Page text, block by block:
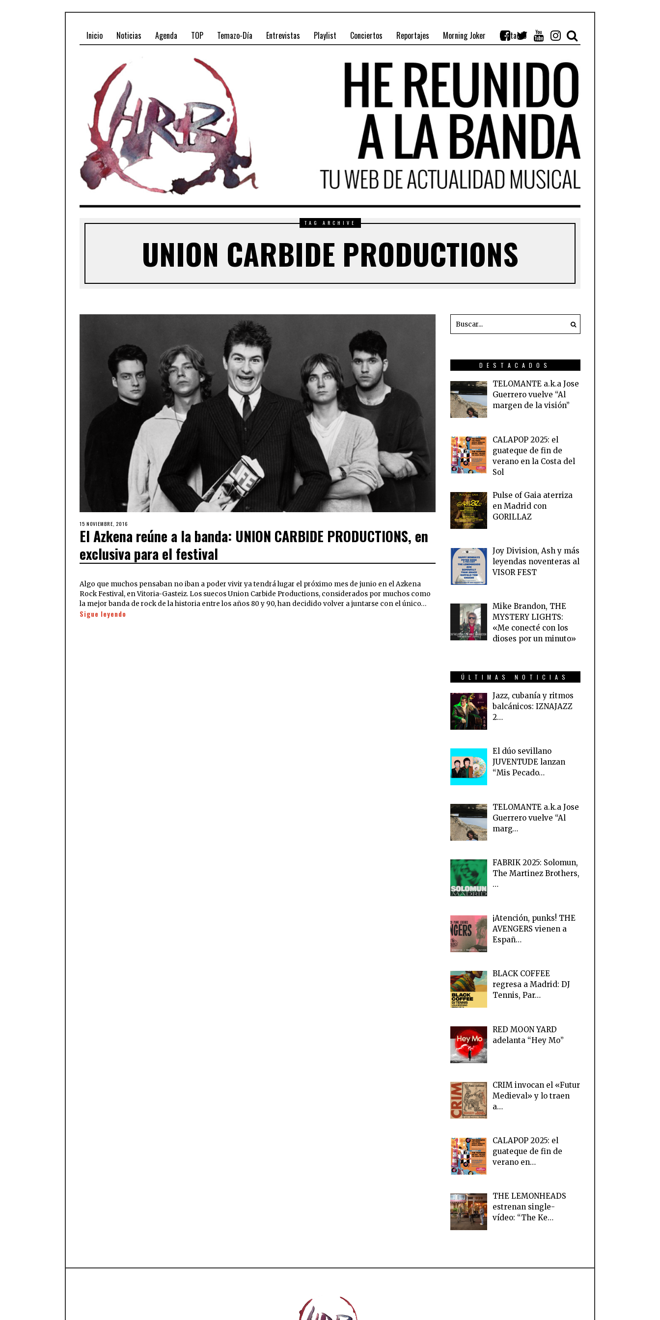
Inicio Noticias Agenda TOP Temazo-Día Entrevistas Playlist Conciertos Reportajes Morning Joker Contacto
TAG ARCHIVE
UNION CARBIDE PRODUCTIONS
15 NOVIEMBRE, 2016
El Azkena reúne a la banda: UNION CARBIDE PRODUCTIONS, en
exclusiva para el festival
Algo que muchos pensaban no iban a poder vivir ya tendrá lugar el próximo mes de junio en el Azkena
Rock Festival, en Vitoria-Gasteiz. Los suecos Union Carbide Productions, considerados por muchos como
la mejor banda de rock de la historia entre los años 80 y 90, han decidido volver a juntarse con el único…
Sigue leyendo
DESTACADOS
TELOMANTE a.k.a Jose
Guerrero vuelve “Al
margen de la visión”
CALAPOP 2025: el
guateque de fin de
verano en la Costa del
Sol
Pulse of Gaia aterriza
en Madrid con
GORILLAZ
Joy Division, Ash y más
leyendas noventeras al
VISOR FEST
Mike Brandon, THE
MYSTERY LIGHTS:
«Me conecté con los
dioses por un minuto»
ÚLTIMAS NOTICIAS
Jazz, cubanía y ritmos
balcánicos: IZNAJAZZ
2…
El dúo sevillano
JUVENTUDE lanzan
“Mis Pecado…
TELOMANTE a.k.a Jose
Guerrero vuelve “Al
marg…
FABRIK 2025: Solomun,
The Martinez Brothers,
…
¡Atención, punks! THE
AVENGERS vienen a
Españ…
BLACK COFFEE
regresa a Madrid: DJ
Tennis, Par…
RED MOON YARD
adelanta “Hey Mo”
CRIM invocan el «Futur
Medieval» y lo traen
a…
CALAPOP 2025: el
guateque de fin de
verano en…
THE LEMONHEADS
estrenan single-
vídeo: “The Ke…